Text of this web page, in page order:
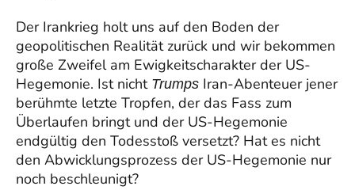
Der Irankrieg holt uns auf den Boden der
geopolitischen Realität zurück und wir bekommen
große Zweifel am Ewigkeitscharakter der US-
Hegemonie. Ist nicht Trumps Iran-Abenteuer jener
berühmte letzte Tropfen, der das Fass zum
Überlaufen bringt und der US-Hegemonie
endgültig den Todesstoß versetzt? Hat es nicht
den Abwicklungsprozess der US-Hegemonie nur
noch beschleunigt?